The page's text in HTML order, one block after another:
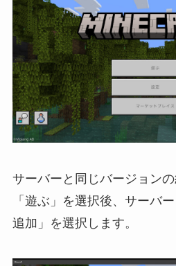
サーバーと同じバージョン
「遊ぶ」を選択後、サーバ
追加」を選択します。